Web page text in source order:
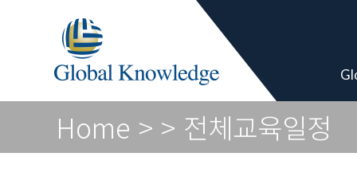
Global
Home > > 전체교육일정